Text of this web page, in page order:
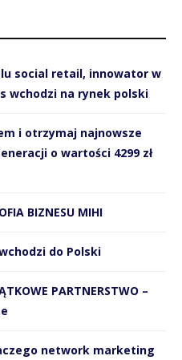
social retail, innowator w
wchodzi na rynek polski
i otrzymaj najnowsze
o wartości 4299 zł
BIZNESU MIHI
do Polski
PARTNERSTWO –
network marketing